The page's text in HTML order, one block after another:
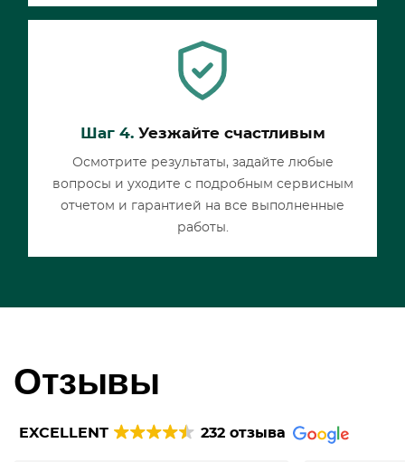
Шаг 4.Уезжайте счастливым
Осмотрите результаты, задайте любые
вопросы и уходите с подробным сервисным
отчетом и гарантией на все выполненные
работы.
Отзывы
EXCELLENT 232 отзыва